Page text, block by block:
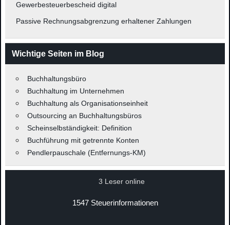
Gewerbesteuerbescheid digital
Passive Rechnungsabgrenzung erhaltener Zahlungen
Wichtige Seiten im Blog
Buchhaltungsbüro
Buchhaltung im Unternehmen
Buchhaltung als Organisationseinheit
Outsourcing an Buchhaltungsbüros
Scheinselbständigkeit: Definition
Buchführung mit getrennte Konten
Pendlerpauschale (Entfernungs-KM)
3 Leser online
1547 Steuerinformationen